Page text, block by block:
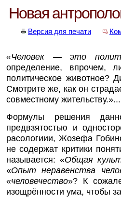
Новая
Версия для печати
«Человек — это
определение, впрочем,
политическое животное?
Смотрите же, как он
совместному жительству.»...
Формулы решения
предвзятостью и
расологиии, Жозефа
не содержат критики
называется: «Общая
«Опыт неравенства
«человечество»? К
изощрённости ума, чтобы